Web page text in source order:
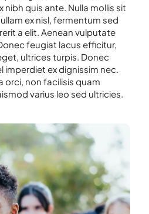
nibh quis ante. Nulla mollis sit
ex nisl, fermentum sed
a elit. Aenean vulputate
feugiat lacus efficitur,
ultrices turpis. Donec
imperdiet ex dignissim nec.
orci, non facilisis quam
varius leo sed ultricies.